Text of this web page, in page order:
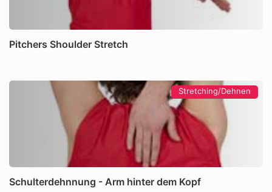
Pitchers Shoulder Stretch
Stretching/Dehnen
Schulterdehnnung - Arm hinter dem Kopf